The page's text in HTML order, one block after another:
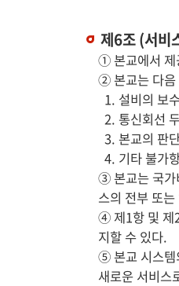
제6조 (서비
① 본교에서 제
② 본교는 다음
1. 설비의 보
2. 통신회선
3. 본교의 판
4. 기타 불가
③ 본교는 국가
스의 전부 또
④ 제1항 및 제
지할 수 있다.
⑤ 본교 시스템
새로운 서비스